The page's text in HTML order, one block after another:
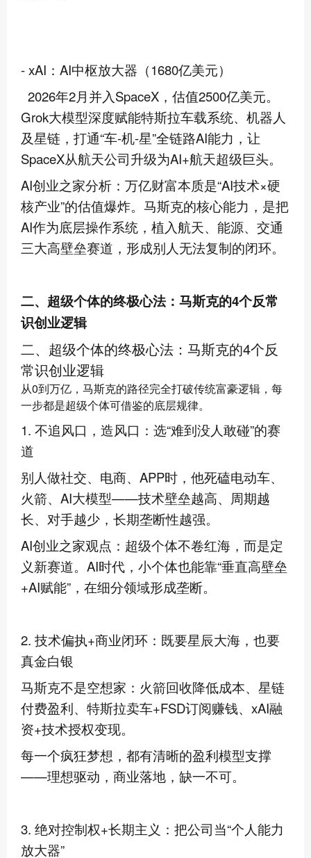
- xAI：AI中枢放大器（1680亿美元）
2026年2月并入SpaceX，估值2500亿美元。
Grok大模型深度赋能特斯拉车载系统、机器人
及星链，打通“车-机-星”全链路AI能力，让
SpaceX从航天公司升级为AI+航天超级巨头。
AI创业之家分析：万亿财富本质是“AI技术×硬
核产业”的估值爆炸。马斯克的核心能力，是把
AI作为底层操作系统，植入航天、能源、交通
三大高壁垒赛道，形成别人无法复制的闭环。
二、超级个体的终极心法：马斯克的4个反常
识创业逻辑
二、超级个体的终极心法：马斯克的4个反
常识创业逻辑
从0到万亿，马斯克的路径完全打破传统富豪逻辑，每
一步都是超级个体可借鉴的底层规律。
1. 不追风口，造风口：选“难到没人敢碰”的赛
道
别人做社交、电商、APP时，他死磕电动车、
火箭、AI大模型——技术壁垒越高、周期越
长、对手越少，长期垄断性越强。
AI创业之家观点：超级个体不卷红海，而是定
义新赛道。AI时代，小个体也能靠“垂直高壁垒
+AI赋能”，在细分领域形成垄断。
2. 技术偏执+商业闭环：既要星辰大海，也要
真金白银
马斯克不是空想家：火箭回收降低成本、星链
付费盈利、特斯拉卖车+FSD订阅赚钱、xAI融
资+技术授权变现。
每一个疯狂梦想，都有清晰的盈利模型支撑
——理想驱动，商业落地，缺一不可。
3. 绝对控制权+长期主义：把公司当“个人能力
放大器”